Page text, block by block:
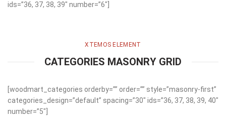
ids=”36, 37, 38, 39″ number=”6″]
XTEMOS ELEMENT
CATEGORIES MASONRY GRID
[woodmart_categories orderby=”” order=”” style=”masonry-first”
categories_design=”default” spacing=”30″ ids=”36, 37, 38, 39, 40″
number=”5″]